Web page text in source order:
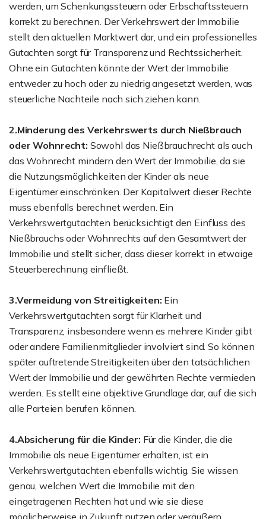
werden, um Schenkungssteuern oder Erbschaftssteuern
korrekt zu berechnen. Der Verkehrswert der Immobilie
stellt den aktuellen Marktwert dar, und ein professionelles
Gutachten sorgt für Transparenz und Rechtssicherheit.
Ohne ein Gutachten könnte der Wert der Immobilie
entweder zu hoch oder zu niedrig angesetzt werden, was
steuerliche Nachteile nach sich ziehen kann.
2.Minderung des Verkehrswerts durch Nießbrauch
oder Wohnrecht: Sowohl das Nießbrauchrecht als auch
das Wohnrecht mindern den Wert der Immobilie, da sie
die Nutzungsmöglichkeiten der Kinder als neue
Eigentümer einschränken. Der Kapitalwert dieser Rechte
muss ebenfalls berechnet werden. Ein
Verkehrswertgutachten berücksichtigt den Einfluss des
Nießbrauchs oder Wohnrechts auf den Gesamtwert der
Immobilie und stellt sicher, dass dieser korrekt in etwaige
Steuerberechnung einfließt.
3.Vermeidung von Streitigkeiten: Ein
Verkehrswertgutachten sorgt für Klarheit und
Transparenz, insbesondere wenn es mehrere Kinder gibt
oder andere Familienmitglieder involviert sind. So können
später auftretende Streitigkeiten über den tatsächlichen
Wert der Immobilie und der gewährten Rechte vermieden
werden. Es stellt eine objektive Grundlage dar, auf die sich
alle Parteien berufen können.
4.Absicherung für die Kinder: Für die Kinder, die die
Immobilie als neue Eigentümer erhalten, ist ein
Verkehrswertgutachten ebenfalls wichtig. Sie wissen
genau, welchen Wert die Immobilie mit den
eingetragenen Rechten hat und wie sie diese